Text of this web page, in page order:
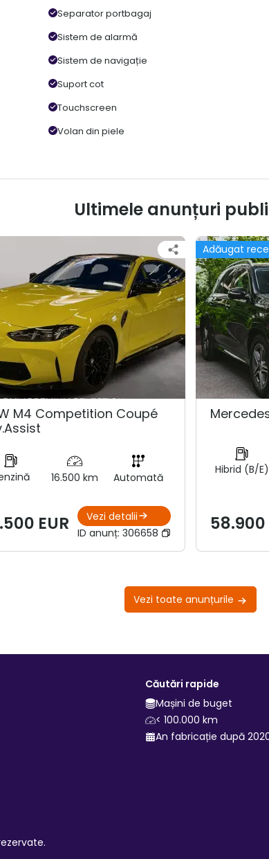
Separator portbagaj
Sistem de alarmă
Sistem de navigație
Suport cot
Touchscreen
Volan din piele
Ultimele anunțuri
M4 Competition Coupé
16.500 km Automată
EUR
Vezi detalii
ID anunț: 306658
Adăugat
Hibrid (B/E)
58.900
Vezi toate anunțurile
Căutări rapide
Mașini de buget
< 100.000 km
An fabricație după